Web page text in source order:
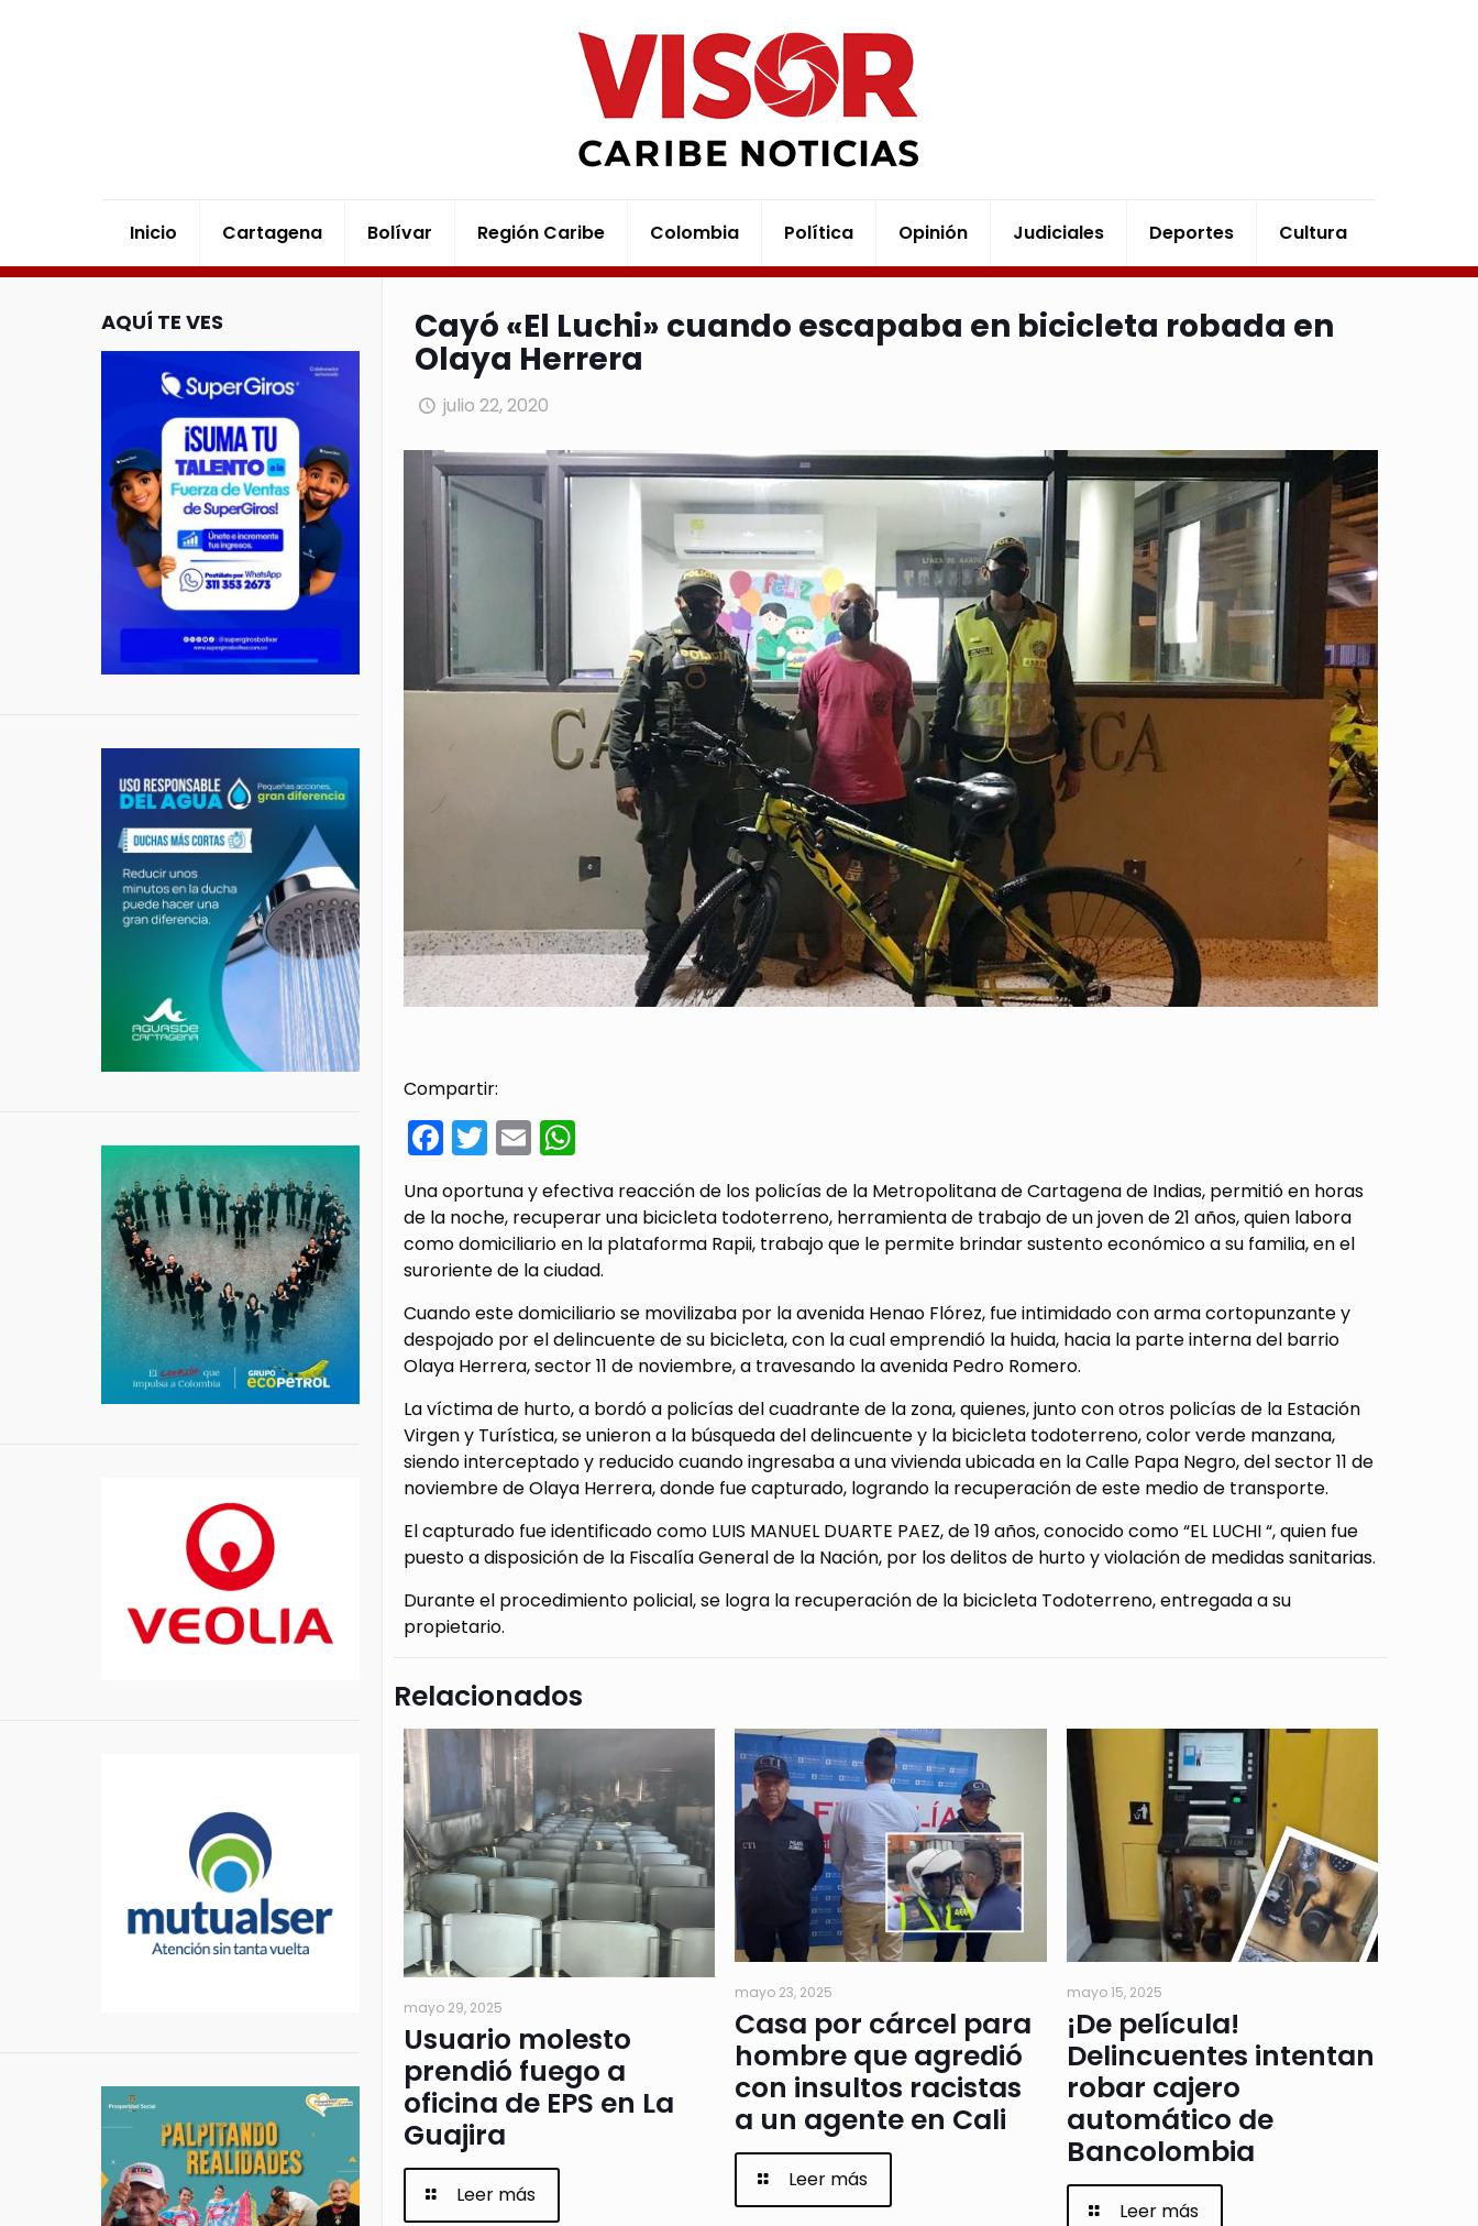
Inicio Cartagena Bolívar Región Caribe Colombia Política Opinión Judiciales Deportes Cultura
Cayó «El Luchi» cuando escapaba en bicicleta robada en
Olaya Herrera
julio 22, 2020
Compartir:
Facebook
Twitter
Email
Una oportuna y efectiva reacción de los policías de la Metropolitana de Cartagena de Indias, permitió en horas
de la noche, recuperar una bicicleta todoterreno, herramienta de trabajo de un joven de 21 años, quien labora
como domiciliario en la plataforma Rapii, trabajo que le permite brindar sustento económico a su familia, en el
suroriente de la ciudad.
Cuando este domiciliario se movilizaba por la avenida Henao Flórez, fue intimidado con arma cortopunzante y
despojado por el delincuente de su bicicleta, con la cual emprendió la huida, hacia la parte interna del barrio
Olaya Herrera, sector 11 de noviembre, a travesando la avenida Pedro Romero.
La víctima de hurto, a bordó a policías del cuadrante de la zona, quienes, junto con otros policías de la Estación
Virgen y Turística, se unieron a la búsqueda del delincuente y la bicicleta todoterreno, color verde manzana,
siendo interceptado y reducido cuando ingresaba a una vivienda ubicada en la Calle Papa Negro, del sector 11 de
noviembre de Olaya Herrera, donde fue capturado, logrando la recuperación de este medio de transporte.
El capturado fue identificado como LUIS MANUEL DUARTE PAEZ, de 19 años, conocido como “EL LUCHI “, quien fue
puesto a disposición de la Fiscalía General de la Nación, por los delitos de hurto y violación de medidas sanitarias.
Durante el procedimiento policial, se logra la recuperación de la bicicleta Todoterreno, entregada a su
propietario.
Relacionados
mayo 29, 2025
Usuario molesto
prendió fuego a
oficina de EPS en La
Guajira
Leer más
mayo 23, 2025
Casa por cárcel para
hombre que agredió
con insultos racistas
a un agente en Cali
Leer más
mayo 15, 2025
¡De película!
Delincuentes intentan
robar cajero
automático de
Bancolombia
Leer más
AQUÍ TE VES